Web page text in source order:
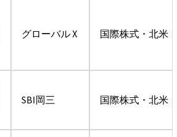
グローバル X 国際株式・北米
SBI岡三 国際株式・北米